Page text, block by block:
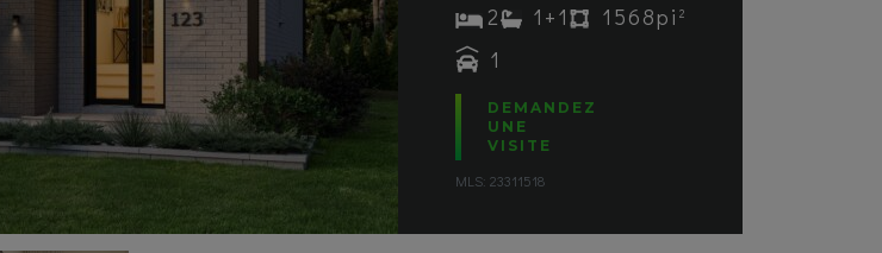
2 1+1 1568pi 2
1
DEMANDEZ
UNE
VISITE
MLS: 23311518